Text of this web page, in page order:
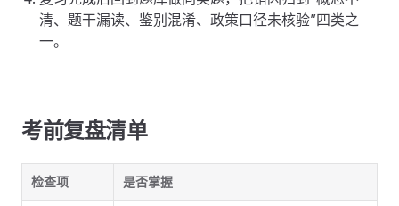
清、题干漏读、鉴别混淆、政策口径未核验”四类之
一。
考前复盘清单
检查项 是否掌握